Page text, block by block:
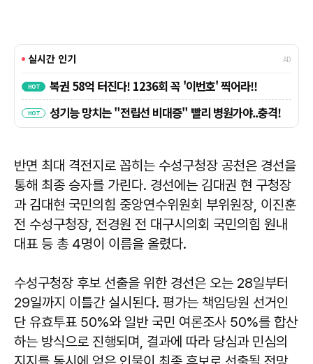
반면 최대 격전지로 꼽히는 수성구청장 공천은 경선을
통해 최종 승자를 가린다. 경선에는 김대권 현 구청장
과 김대현 국민의힘 중앙연수위원회 부위원장, 이진훈
전 수성구청장, 전경원 전 대구시의회 국민의힘 원내
대표 등 총 4명이 이름을 올렸다.
수성구청장 후보 선출을 위한 경선은 오는 28일부터
29일까지 이틀간 실시된다. 평가는 책임당원 선거인
단 유효투표 50%와 일반 국민 여론조사 50%를 합산
하는 방식으로 진행되며, 결과에 따라 당심과 민심의